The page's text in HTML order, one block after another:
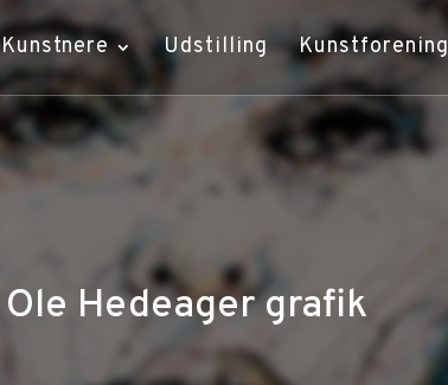
Kunstnere Udstilling Kunstforening
Ole Hedeager grafik